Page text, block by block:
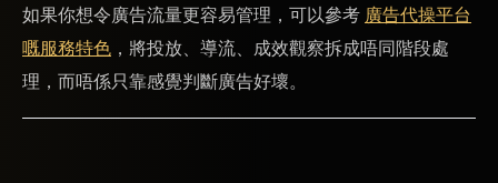
如果你想令廣告流量更容易管理，可以參考 廣告代操平台
嘅服務特色 ，將投放、導流、成效觀察拆成唔同階段處
理，而唔係只靠感覺判斷廣告好壞。